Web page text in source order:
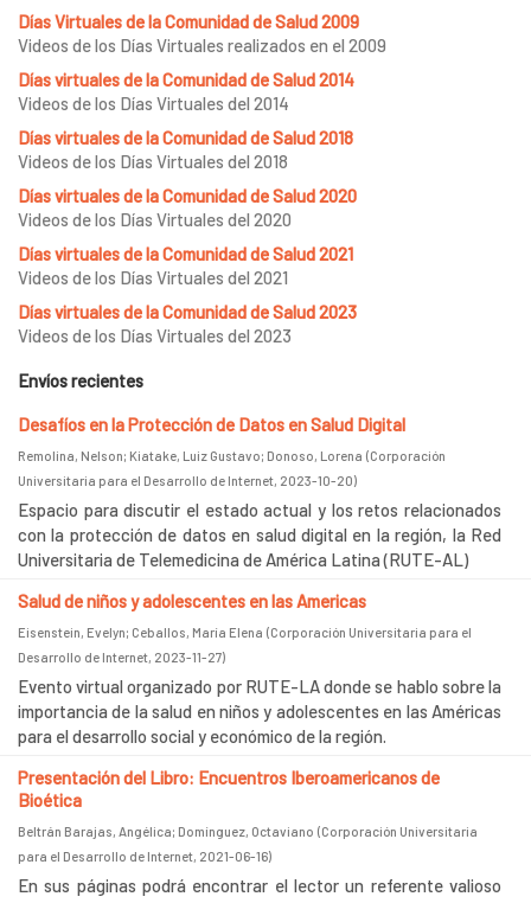
Días Virtuales de la Comunidad de Salud 2009
Videos de los Días Virtuales realizados en el 2009
Días virtuales de la Comunidad de Salud 2014
Videos de los Días Virtuales del 2014
Días virtuales de la Comunidad de Salud 2018
Videos de los Días Virtuales del 2018
Días virtuales de la Comunidad de Salud 2020
Videos de los Días Virtuales del 2020
Días virtuales de la Comunidad de Salud 2021
Videos de los Días Virtuales del 2021
Días virtuales de la Comunidad de Salud 2023
Videos de los Días Virtuales del 2023
Envíos recientes
Desafíos en la Protección de Datos en Salud Digital
Remolina, Nelson; Kiatake, Luiz Gustavo; Donoso, Lorena (Corporación
Universitaria para el Desarrollo de Internet, 2023-10-20)
Espacio para discutir el estado actual y los retos relacionados
con la protección de datos en salud digital en la región, la Red
Universitaria de Telemedicina de América Latina (RUTE-AL)
Salud de niños y adolescentes en las Americas
Eisenstein, Evelyn; Ceballos, María Elena (Corporación Universitaria para el
Desarrollo de Internet, 2023-11-27)
Evento virtual organizado por RUTE-LA donde se hablo sobre la
importancia de la salud en niños y adolescentes en las Américas
para el desarrollo social y económico de la región.
Presentación del Libro: Encuentros Iberoamericanos de
Bioética
Beltrán Barajas, Angélica; Domínguez, Octaviano (Corporación Universitaria
para el Desarrollo de Internet, 2021-06-16)
En sus páginas podrá encontrar el lector un referente valioso